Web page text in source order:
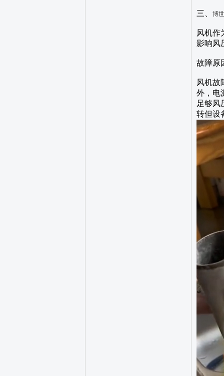
三、 博
风机作
影响风
故障原
风机故
外，电
足够风
转但设